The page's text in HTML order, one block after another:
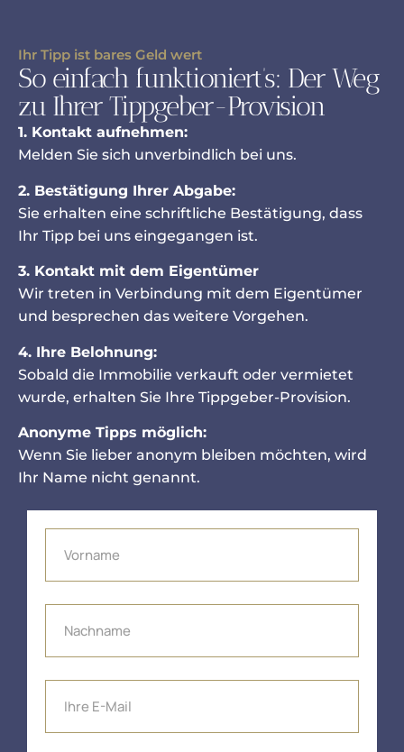
Ihr Tipp ist bares Geld wert
So einfach funktioniert’s: Der Weg
zu Ihrer Tippgeber-Provision
1. Kontakt aufnehmen:
Melden Sie sich unverbindlich bei uns.
2. Bestätigung Ihrer Abgabe:
Sie erhalten eine schriftliche Bestätigung, dass
Ihr Tipp bei uns eingegangen ist.
3. Kontakt mit dem Eigentümer
Wir treten in Verbindung mit dem Eigentümer
und besprechen das weitere Vorgehen.
4. Ihre Belohnung:
Sobald die Immobilie verkauft oder vermietet
wurde, erhalten Sie Ihre Tippgeber-Provision.
Anonyme Tipps möglich:
Wenn Sie lieber anonym bleiben möchten, wird
Ihr Name nicht genannt.